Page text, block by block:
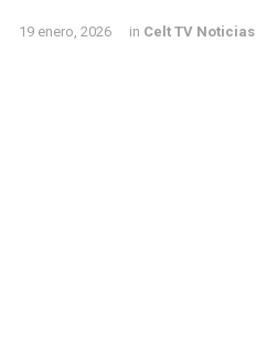
19 enero, 2026 in Celt TV Noticias